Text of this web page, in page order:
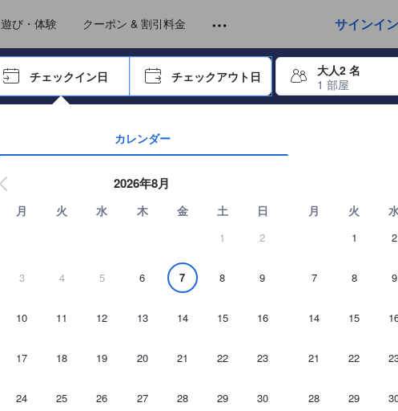
遊び・体験 クーポン & 割引料金 サインイン
ンターキーを押して内容を確定して、検索します。
チェックイン日 チェックアウト日
大人2 名
1 部屋
ターキーを押して日付選択画面の操作を開始します。方向キーを使用して、チェ
カレンダー
2026年8月
月 火 水 木 金 土 日
1 2
3 4 5 6 7 8 9
10 11 12 13 14 15 16
17 18 19 20 21 22 23
24 25 26 27 28 29 30
月 火
1 2
7 8 9
14 15
21 22
28 29
見る